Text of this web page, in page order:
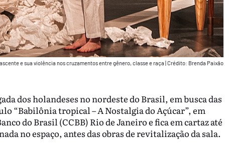
e sua violência nos cruzamentos entre gênero, classe e raça Crédito: Brenda Paixão
dos holandeses no nordeste do Brasil, em busca das
“Babilônia tropical – A Nostalgia do Açúcar”, em
do Brasil (CCBB) Rio de Janeiro e fica em cartaz até
no espaço, antes das obras de revitalização da sala.